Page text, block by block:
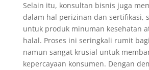
Selain itu, konsultan bisnis juga
dalam hal perizinan dan sertifikasi,
untuk produk minuman kesehatan
halal. Proses ini seringkali rumit
namun sangat krusial untuk
kepercayaan konsumen. Dengan